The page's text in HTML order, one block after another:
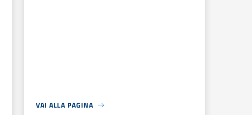
VAI ALLA PAGINA